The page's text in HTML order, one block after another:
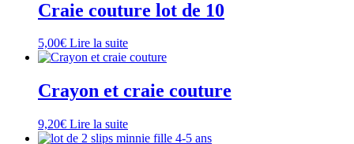
Craie couture lot de 10
5,00€ Lire la suite
Crayon et craie couture
9,20€ Lire la suite